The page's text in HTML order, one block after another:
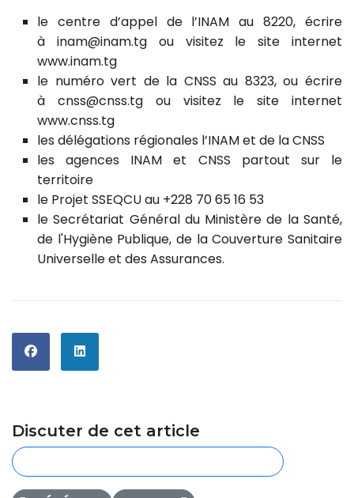
le centre d’appel de l’INAM au 8220, écrire
à inam@inam.tgou visitez le site internet
www.inam.tg
le numéro vert de la CNSS au 8323, ou écrire
à cnss@cnss.tgou visitez le site internet
www.cnss.tg
les délégations régionales l’INAM et de la CNSS
les agences INAM et CNSS partout sur le
territoire
le Projet SSEQCU au +228 70 65 16 53
le Secrétariat Général du Ministère de la Santé,
de l'Hygiène Publique, de la Couverture Sanitaire
Universelle et des Assurances.
Discuter de cet article